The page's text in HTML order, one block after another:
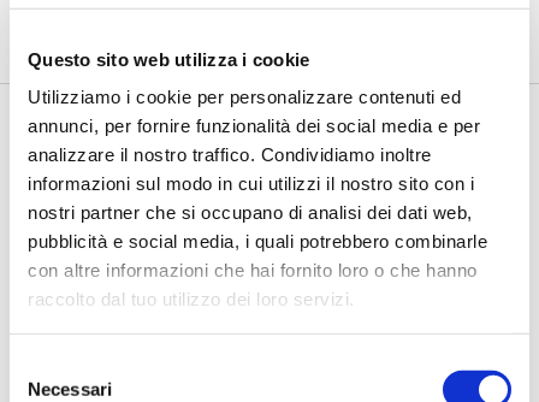
Questo sito web utilizza i cookie
Utilizziamo i cookie per personalizzare contenuti ed
annunci, per fornire funzionalità dei social media e per
analizzare il nostro traffico. Condividiamo inoltre
informazioni sul modo in cui utilizzi il nostro sito con i
nostri partner che si occupano di analisi dei dati web,
pubblicità e social media, i quali potrebbero combinarle
con altre informazioni che hai fornito loro o che hanno
raccolto dal tuo utilizzo dei loro servizi.
delNecessariil nuovo motore dell’automazione